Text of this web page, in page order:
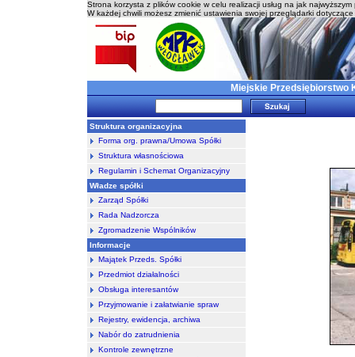
Strona korzysta z plików cookie w celu realizacji usług na jak
W każdej chwili możesz zmienić ustawienia swojej przeglądarki
Miejskie Przedsiębiorstwo
Struktura organizacyjna
Forma org. prawna/Umowa Spółki
Struktura własnościowa
Regulamin i Schemat Organizacyjny
Władze spółki
Zarząd Spółki
Rada Nadzorcza
Zgromadzenie Wspólników
Informacje
Majątek Przeds. Spółki
Przedmiot działalności
Obsługa interesantów
Przyjmowanie i załatwianie spraw
Rejestry, ewidencja, archiwa
Nabór do zatrudnienia
Kontrole zewnętrzne